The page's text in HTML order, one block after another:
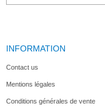
INFORMATION
Contact us
Mentions légales
Conditions générales de vente